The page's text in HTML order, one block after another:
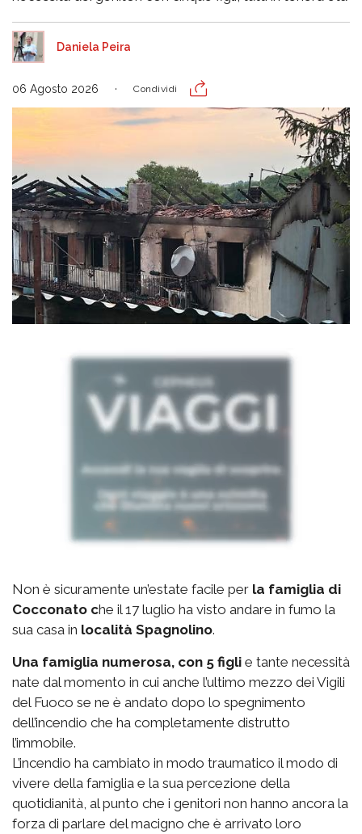
Daniela Peira
06 Agosto 2026 Condividi
Non è sicuramente un’estate facile per la famiglia di
Cocconato che il 17 luglio ha visto andare in fumo la
sua casa in località Spagnolino.
Una famiglia numerosa, con 5 figli e tante necessità
nate dal momento in cui anche l’ultimo mezzo dei Vigili
del Fuoco se ne è andato dopo lo spegnimento
dell’incendio che ha completamente distrutto
l’immobile.
L’incendio ha cambiato in modo traumatico il modo di
vivere della famiglia e la sua percezione della
quotidianità, al punto che i genitori non hanno ancora la
forza di parlare del macigno che è arrivato loro